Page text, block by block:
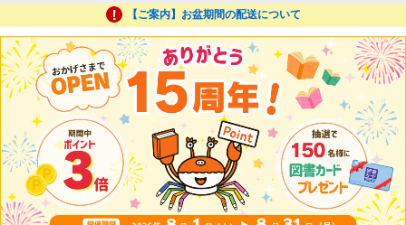
【ご案内】お盆期間の配送について